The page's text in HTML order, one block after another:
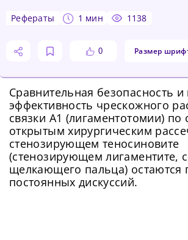
рефераты 1 мин 1138
0 Размер
Сравнительная безопасность и
эффективность чрескожного
связки А1 (лигаментотомии) по
открытым хирургическим
стенозирующем теносиновите
(стенозирующем лигаментите,
щелкающего пальца) остаются
постоянных дискуссий.